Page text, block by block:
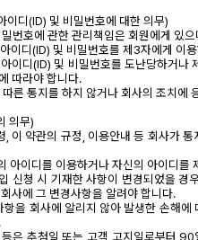
이디(ID) 및 비밀번호에 대한 의무)
번호에 관한 관리책임은 회원에게 있
이디(ID) 및 비밀번호를 제3자에게 이
이디(ID) 및 비밀번호를 도난당하거나
따라야 합니다.
른 통지를 하지 않거나 회사의 조치에
의무)
, 이 약관의 규정, 이용안내 등 회사가
아이디를 이용하거나 자신의 아이디를
신청 시 기재한 사항이 변경되었을 경
사에 그 변경사항을 알려야 합니다.
을 회사에 알리지 않아 발생한 손해에
은 추첨일 또는 고객 고지일로부터